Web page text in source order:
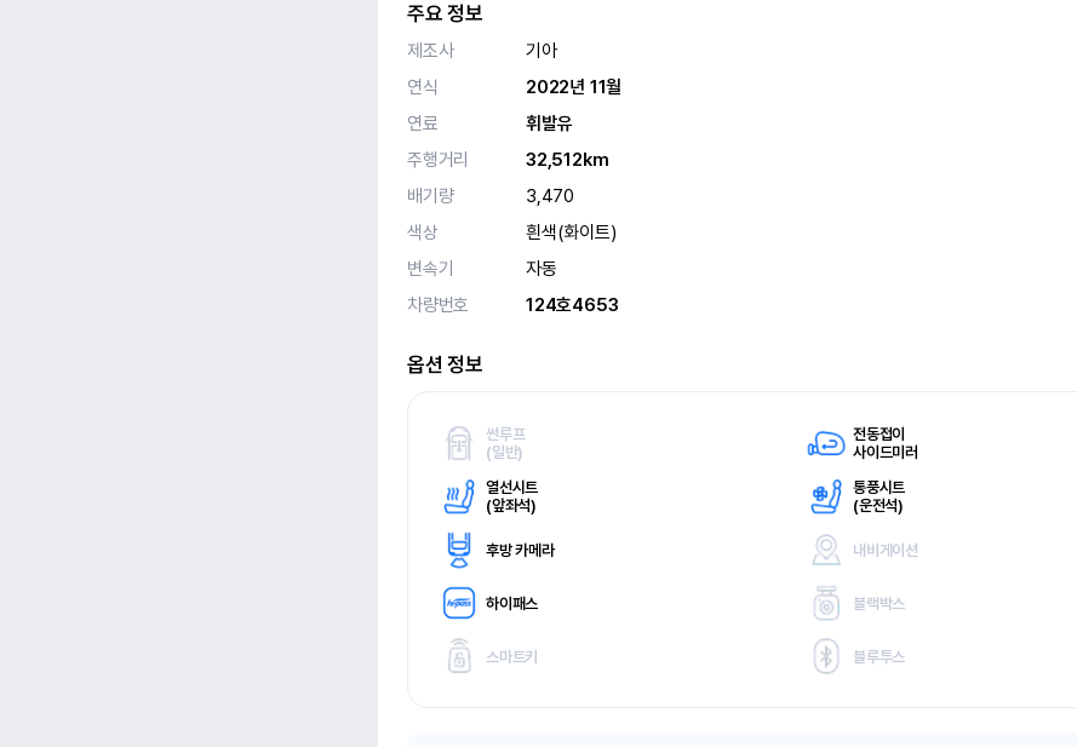
주요 정보
제조사
기아
연식
2022년 11월
연료
휘발유
주행거리
32,512km
배기량
3,470
색상
흰색(화이트)
변속기
자동
차량번호
124호4653
옵션 정보
썬루프
(일반)
전동접이
사이드미러
열선시트
(앞좌석)
통풍시트
(운전석)
후방 카메라 내비게이션
하이패스 블랙박스
스마트키 블루투스